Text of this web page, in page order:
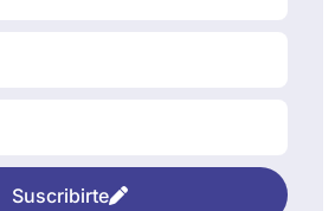
Suscribirte